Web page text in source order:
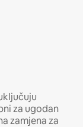
za ugodan
zamjena za